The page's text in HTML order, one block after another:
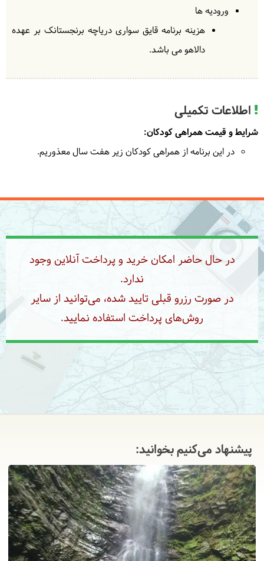
ورودیه ها
هزینه برنامه قایق سواری دریاچه برنجستانک بر عهده
دالاهو می باشد.
اطلاعات تکمیلی
شرایط و قیمت همراهی کودکان:
در این برنامه از همراهی کودکان زیر هفت سال معذوریم.
در حال حاضر امکان خرید و پرداخت آنلاین وجود
ندارد.
در صورت رزرو قبلی تایید شده، می‌توانید از سایر
روش‌های پرداخت استفاده نمایید.
پیشنهاد می‌کنیم بخوانید: